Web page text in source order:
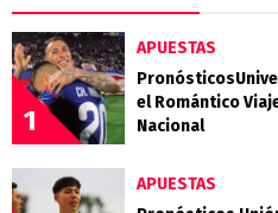
1
APUESTAS
el Romántico
Nacional
APUESTAS